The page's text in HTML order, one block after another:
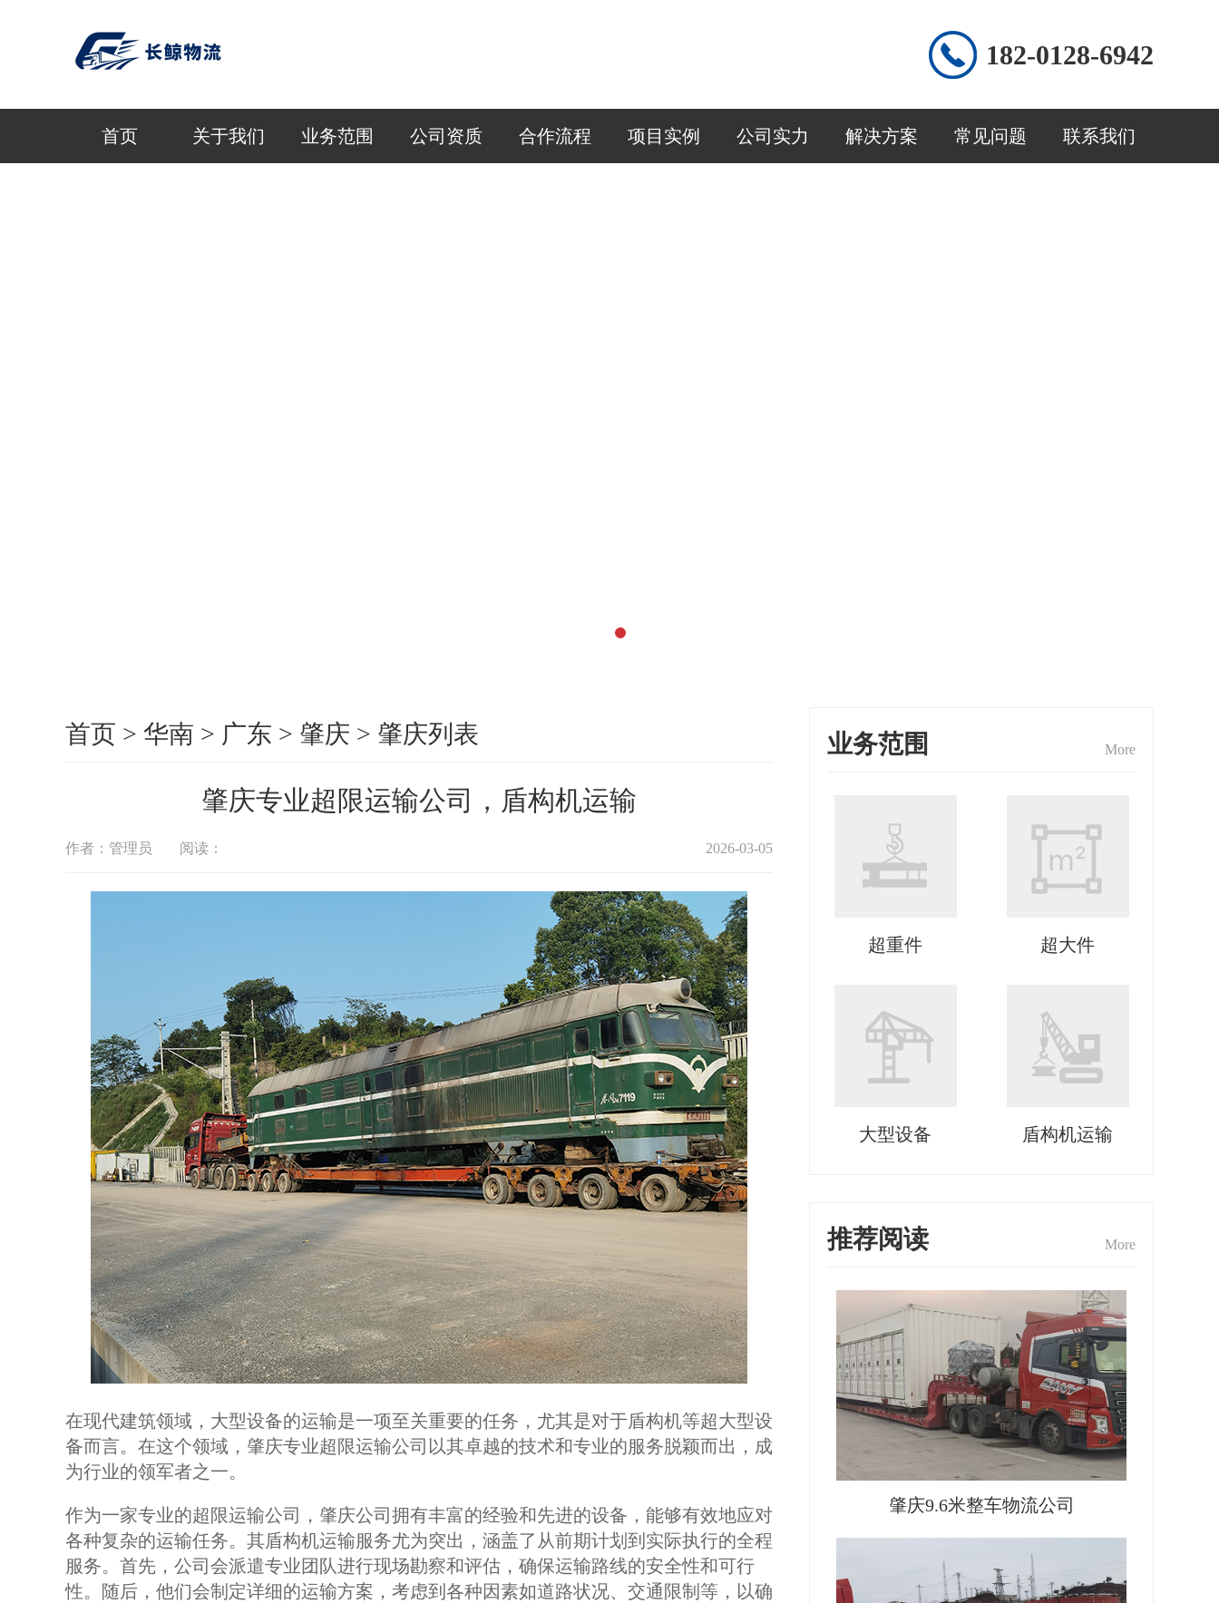
182-0128-6942
首页 关于我们 业务范围 公司资质 合作流程 项目实例 公司实力 解决方案 常见问题 联系我们
首页 > 华南 > 广东 > 肇庆 > 肇庆列表
肇庆专业超限运输公司，盾构机运输
作者：管理员 阅读： 2026-03-05
在现代建筑领域，大型设备的运输是一项至关重要的任务，尤其是对于盾构机等超大型设
备而言。在这个领域，肇庆专业超限运输公司以其卓越的技术和专业的服务脱颖而出，成
为行业的领军者之一。
作为一家专业的超限运输公司，肇庆公司拥有丰富的经验和先进的设备，能够有效地应对
各种复杂的运输任务。其盾构机运输服务尤为突出，涵盖了从前期计划到实际执行的全程
服务。首先，公司会派遣专业团队进行现场勘察和评估，确保运输路线的安全性和可行
性。随后，他们会制定详细的运输方案，考虑到各种因素如道路状况、交通限制等，以确
业务范围 More
超重件 超大件
大型设备 盾构机运输
推荐阅读 More
肇庆9.6米整车物流公司